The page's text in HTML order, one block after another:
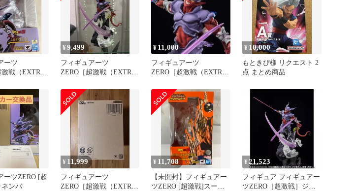
ェブ商店限定
発送】
ーツ
戦（EXTRA
¥9,499
フィギュアーツ
ZERO［超激戦（EXTRA
¥ 11,000
フィギュアーツ
ZERO［超激戦（EXTRA
¥ 10,000
もときぴ様 リクエスト 2
点 まとめ商品
ーツZERO [超
ンバ
¥ 11,999
フィギュアーツ
ZERO［超激戦（EXTRA
¥ 11,708
【未開封】フィギュアー
ツZERO [超激戦]スーパ
¥ 21,523
フィギュア フィギュアー
ツZERO［超激戦］ジャ